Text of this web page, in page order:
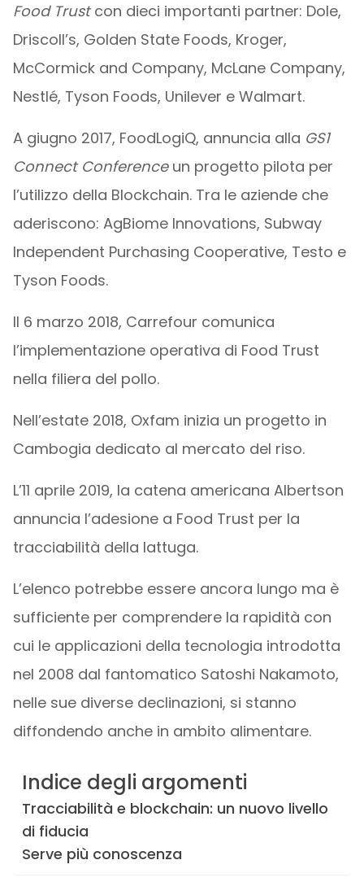
Food Trustcon dieci importanti partner: Dole,
Driscoll’s, Golden State Foods, Kroger,
McCormick and Company, McLane Company,
Nestlé, Tyson Foods, Unilever e Walmart.
A giugno 2017, FoodLogiQ, annuncia alla GS1
Connect Conferenceun progetto pilota per
l’utilizzo della Blockchain. Tra le aziende che
aderiscono: AgBiome Innovations, Subway
Independent Purchasing Cooperative, Testo e
Tyson Foods.
Il 6 marzo 2018, Carrefour comunica
l’implementazione operativa di Food Trust
nella filiera del pollo.
Nell’estate 2018, Oxfam inizia un progetto in
Cambogia dedicato al mercato del riso.
L’11 aprile 2019, la catena americana Albertson
annuncia l’adesione a Food Trust per la
tracciabilità della lattuga.
L’elenco potrebbe essere ancora lungo ma è
sufficiente per comprendere la rapidità con
cui le applicazioni della tecnologia introdotta
nel 2008 dal fantomatico Satoshi Nakamoto,
nelle sue diverse declinazioni, si stanno
diffondendo anche in ambito alimentare.
Indice degli argomenti
Tracciabilità e blockchain: un nuovo livello
di fiducia
Serve più conoscenza